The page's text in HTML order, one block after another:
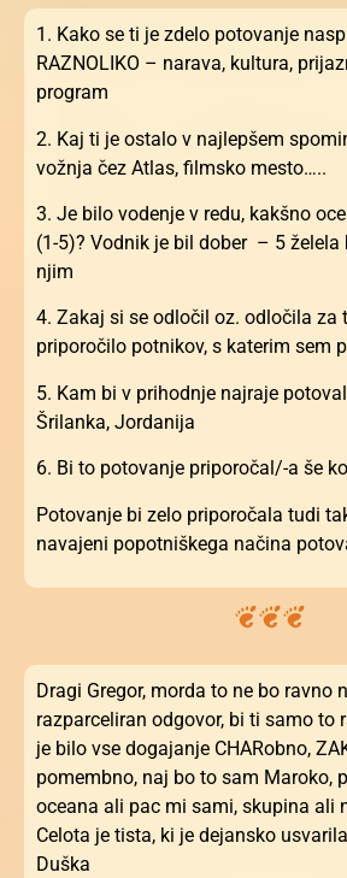
1. Kako se ti je zdelo potovanje
RAZNOLIKO – narava, kultura,
program
2. Kaj ti je ostalo v najlepšem
vožnja čez Atlas, filmsko mesto…..
3. Je bilo vodenje v redu, kakšno
(1-5)? Vodnik je bil dober – 5 želela
njim
4. Zakaj si se odločil oz. odločila za
priporočilo potnikov, s katerim sem
5. Kam bi v prihodnje najraje
Šrilanka, Jordanija
6. Bi to potovanje priporočal/-a še
Potovanje bi zelo priporočala tudi
navajeni popotniškega načina
Dragi Gregor, morda to ne bo ravno
razparceliran odgovor, bi ti samo to
je bilo vse dogajanje CHARobno,
pomembno, naj bo to sam Maroko,
oceana ali pac mi sami, skupina ali
Celota je tista, ki je dejansko
Duška